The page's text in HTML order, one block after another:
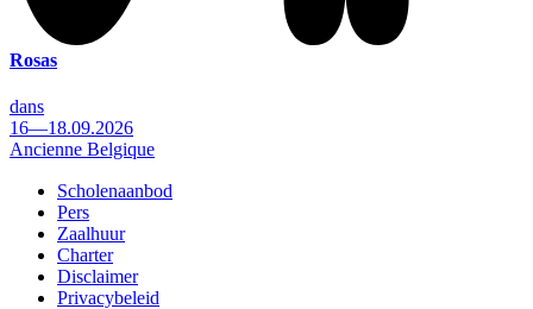
Rosas
dans
16—18.09.2026
Ancienne Belgique
Footer
Scholenaanbod
Pers
Zaalhuur
Charter
Disclaimer
Privacybeleid